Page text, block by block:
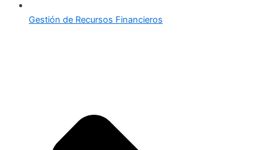
Gestión de Recursos Financieros